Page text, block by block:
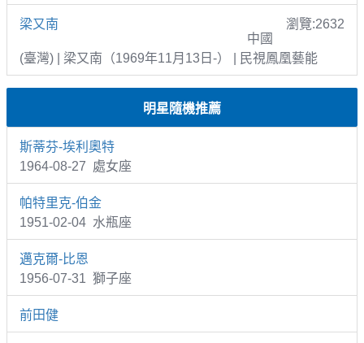
梁又南
瀏覽:2632
中國
(臺灣) | 梁又南（1969年11月13日-） | 民視鳳凰藝能
明星隨機推薦
斯蒂芬-埃利奧特
1964-08-27 處女座
帕特里克-伯金
1951-02-04 水瓶座
邁克爾-比恩
1956-07-31 獅子座
前田健